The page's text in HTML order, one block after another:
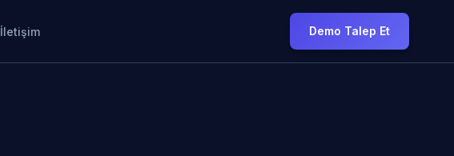
İletişim Demo Talep Et